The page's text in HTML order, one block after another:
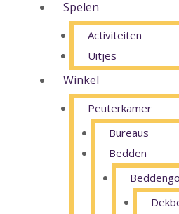
Spelen
Activiteiten
Uitjes
Winkel
Peuterkamer
Bureaus
Bedden